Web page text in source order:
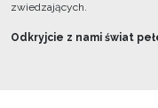
zwiedzających.
Odkryjcie z nami świat